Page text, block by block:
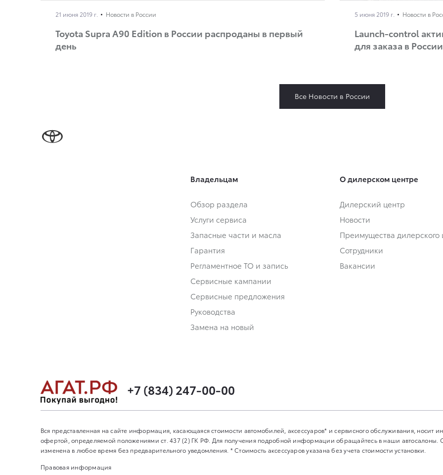
21 июня 2019 г. Новости в России
Toyota Supra A90 Edition в России распроданы в первый
день
5 июня 2019 г. Новости в
Launch-control
для заказа в России
Все Новости в России
Владельцам
Обзор раздела
Услуги сервиса
Запасные части и масла
Гарантия
Регламентное ТО и запись
Сервисные кампании
Сервисные предложения
Руководства
Замена на новый
О дилерском центре
Дилерский центр
Новости
Преимущества дилерского
Сотрудники
Вакансии
+7 (834) 247-00-00
Вся представленная на сайте информация, касающаяся стоимости автомобилей, аксессуаров* и сервисного обслуживания, носит
офертой, определяемой положениями ст. 437 (2) ГК РФ. Для получения подробной информации обращайтесь в наши
изменена в любое время без предварительного уведомления. * Стоимость аксессуаров указана без учета стоимости установки.
Правовая информация